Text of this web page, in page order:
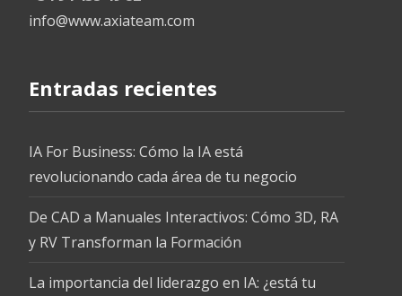
info@www.axiateam.com
Entradas recientes
IA For Business: Cómo la IA está
revolucionando cada área de tu negocio
De CAD a Manuales Interactivos: Cómo 3D, RA
y RV Transforman la Formación
La importancia del liderazgo en IA: ¿está tu